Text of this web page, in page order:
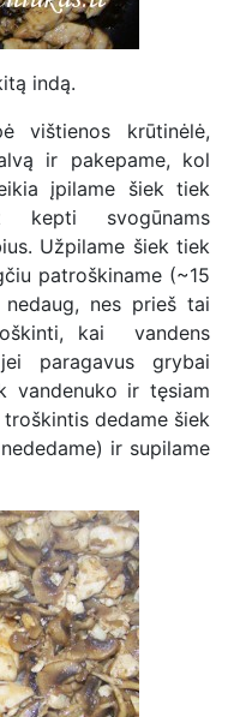
indą.
vištienos krūtinėlė,
ir pakepame, kol
įpilame šiek tiek
kepti svogūnams
Užpilame šiek tiek
patroškiname (~15
nes prieš tai
kai vandens
paragavus grybai
vandenuko ir tęsiam
dedame šiek
ir supilame